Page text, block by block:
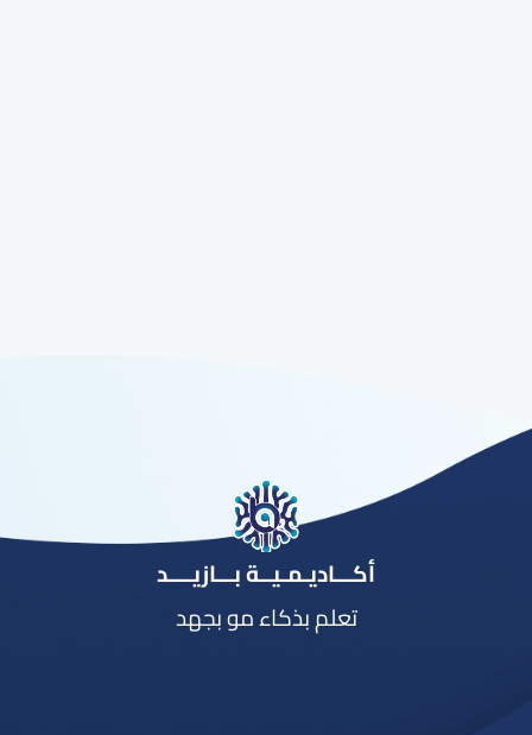
أكـــاديـمـيــة بـــازيــــد
تعلم بذكاء مو بجهد